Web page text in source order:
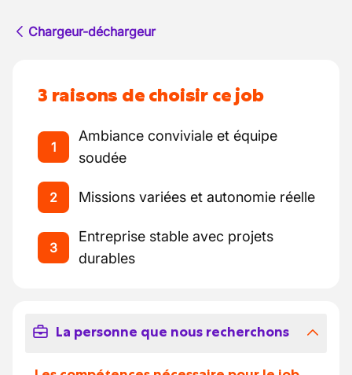
Chargeur-déchargeur
3 raisons de choisir ce job
1
Ambiance conviviale et équipe
soudée
2 Missions variées et autonomie réelle
3
Entreprise stable avec projets
durables
La personne que nous recherchons